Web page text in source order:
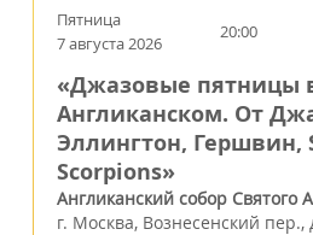
Пятница
7 августа 2026
20:00
«Джазовые пятницы
Англиканском. От
Эллингтон, Гершвин,
Scorpions»
Англиканский собор Святого
г. Москва, Вознесенский пер.,